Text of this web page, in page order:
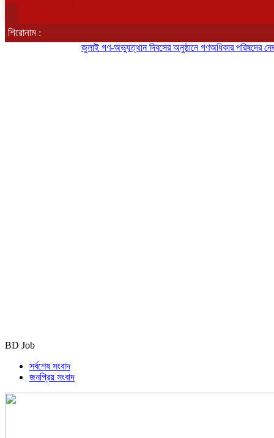
শিরোনাম :
জুলাই গণ-অভ্যুত্থান দিবসের অনুষ্ঠানে গণঅধিকার পরিষদের নেতাকে
BD Job
সর্বশেষ সংবাদ
জনপ্রিয় সংবাদ